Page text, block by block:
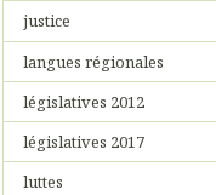
justice
langues régionales
législatives 2012
législatives 2017
luttes